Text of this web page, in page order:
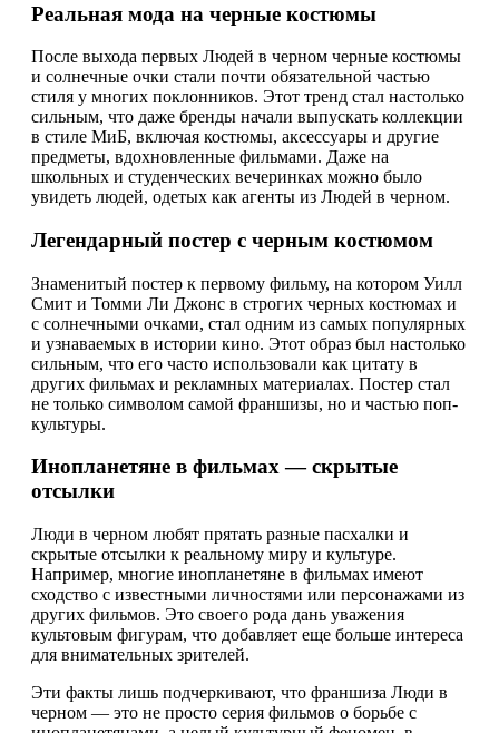
Реальная мода на черные костюмы
После выхода первых Людей в черном черные костюмы
и солнечные очки стали почти обязательной частью
стиля у многих поклонников. Этот тренд стал настолько
сильным, что даже бренды начали выпускать коллекции
в стиле МиБ, включая костюмы, аксессуары и другие
предметы, вдохновленные фильмами. Даже на
школьных и студенческих вечеринках можно было
увидеть людей, одетых как агенты из Людей в черном.
Легендарный постер с черным костюмом
Знаменитый постер к первому фильму, на котором Уилл
Смит и Томми Ли Джонс в строгих черных костюмах и
с солнечными очками, стал одним из самых популярных
и узнаваемых в истории кино. Этот образ был настолько
сильным, что его часто использовали как цитату в
других фильмах и рекламных материалах. Постер стал
не только символом самой франшизы, но и частью поп-
культуры.
Инопланетяне в фильмах — скрытые
отсылки
Люди в черном любят прятать разные пасхалки и
скрытые отсылки к реальному миру и культуре.
Например, многие инопланетяне в фильмах имеют
сходство с известными личностями или персонажами из
других фильмов. Это своего рода дань уважения
культовым фигурам, что добавляет еще больше интереса
для внимательных зрителей.
Эти факты лишь подчеркивают, что франшиза Люди в
черном — это не просто серия фильмов о борьбе с